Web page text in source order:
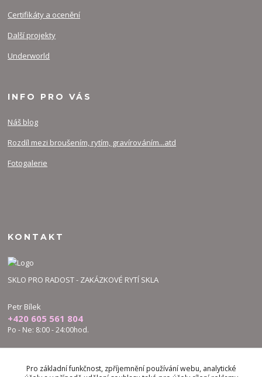
Certifikáty a ocenění
Další projekty
Underworld
INFO PRO VÁS
Náš blog
Rozdíl mezi broušením, rytím, gravírováním...atd
Fotogalerie
KONTAKT
SKLO PRO RADOST - ZAKÁZKOVÉ RYTÍ SKLA
Petr Bílek
+420 605 561 804
Po - Ne: 8:00 - 24:00hod.
bilek.petr@skloproradost.cz
Pro základní funkčnost, zpříjemnění používání webu, analytické